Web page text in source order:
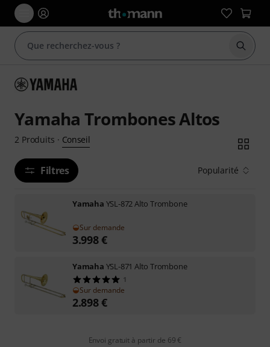
Yamaha Trombones Altos
2 Produits · Conseil
Filtres Popularité
Yamaha YSL-872 Alto Trombone
Sur demande
3.998€
Yamaha YSL-871 Alto Trombone
1
Sur demande
2.898€
Envoi gratuit à partir de 69 €